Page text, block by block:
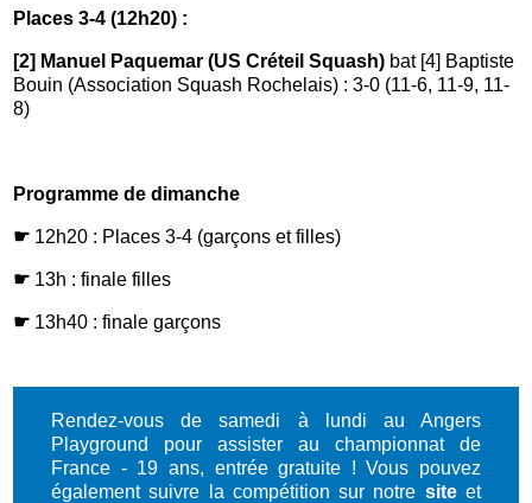
Places 3-4 (12h20) :
[2] Manuel Paquemar (US Créteil Squash) bat [4] Baptiste
Bouin (Association Squash Rochelais) : 3-0 (11-6, 11-9, 11-
8)
Programme de dimanche
☛ 12h20 : Places 3-4 (garçons et filles)
☛ 13h : finale filles
☛ 13h40 : finale garçons
Rendez-vous de samedi à lundi au Angers
Playground pour assister au championnat de
France - 19 ans, entrée gratuite ! Vous pouvez
également suivre la compétition sur notre siteet